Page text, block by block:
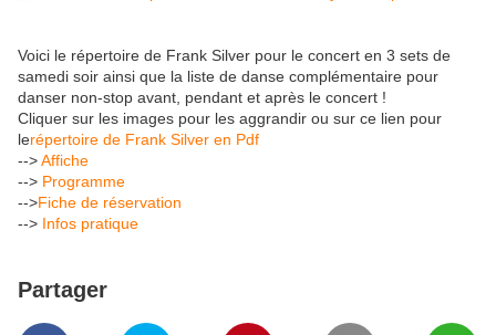
Voici le répertoire de Frank Silver pour le concert en 3 sets de
samedi soir ainsi que la liste de danse complémentaire pour
danser non-stop avant, pendant et après le concert !
Cliquer sur les images pour les aggrandir ou sur ce lien pour
lerépertoire de Frank Silver en Pdf
-->Affiche
--> Programme
-->Fiche de réservation
--> Infos pratique
Partager